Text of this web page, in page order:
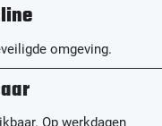
omgeving.
Op werkdagen